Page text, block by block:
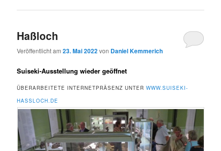
Haßloch
Veröffentlicht am23. Mai 2022von Daniel Kemmerich
Suiseki-Ausstellung wieder geöffnet
ÜBERARBEITETE INTERNETPRÄSENZ UNTERWWW.SUISEKI-
HASSLOCH.DE